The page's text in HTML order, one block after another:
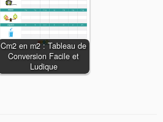
Cm2 en m2 : Tableau de
Conversion Facile et
Ludique